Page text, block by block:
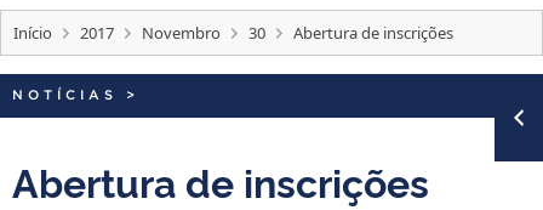
OUVIDORIA
TELEFONES
Início 2017 Novembro 30 Abertura de inscrições
NOTÍCIAS >
Abertura de inscrições